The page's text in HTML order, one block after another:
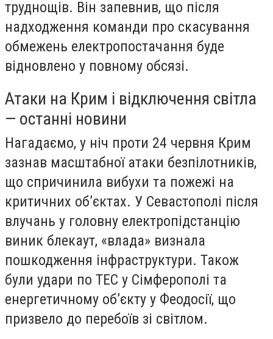
труднощів. Він запевнив, що після
надходження команди про скасування
обмежень електропостачання буде
відновлено у повному обсязі.
Атаки на Крим і відключення світла
— останні новини
Нагадаємо, у ніч проти 24 червня Крим
зазнав масштабної атаки безпілотників,
що спричинила вибухи та пожежі на
критичних об’єктах. У Севастополі після
влучань у головну електропідстанцію
виник блекаут, «влада» визнала
пошкодження інфраструктури. Також
були удари по ТЕС у Сімферополі та
енергетичному об’єкту у Феодосії, що
призвело до перебоїв зі світлом.